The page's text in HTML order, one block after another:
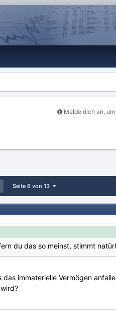
Melde dich an,
Seite 6 von 13
du das so meinst, stimmt
immaterielle Vermögen